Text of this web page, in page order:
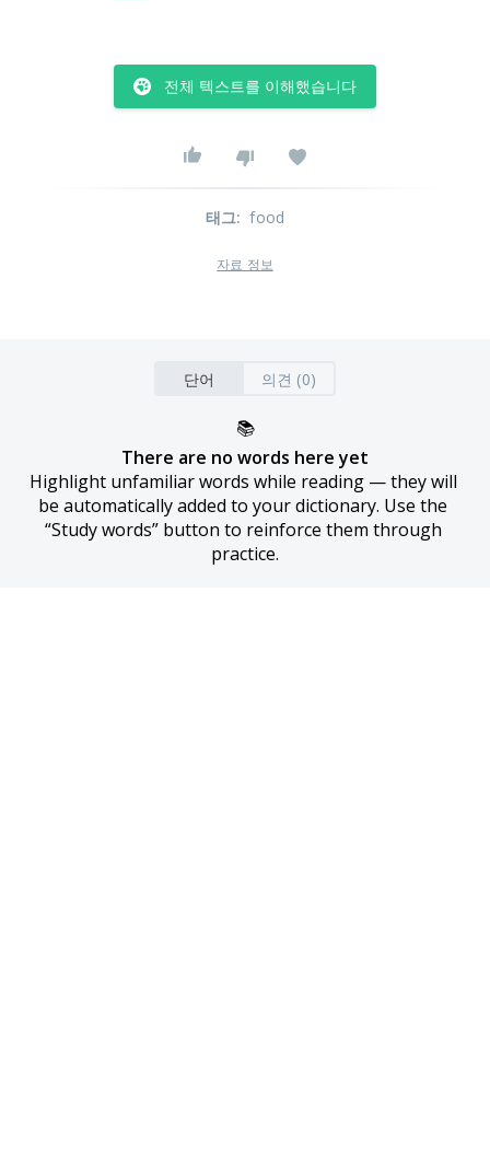
전체 텍스트를 이해했습니다
태그: food
자료 정보
단어 의견 (0)
📚
There are no words here yet
Highlight unfamiliar words while reading — they will
be automatically added to your dictionary. Use the
“Study words” button to reinforce them through
practice.